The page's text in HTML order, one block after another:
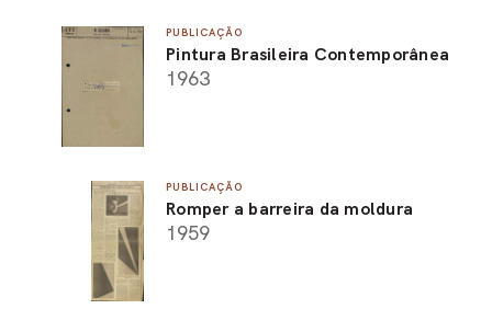
PUBLICAÇÃO
Pintura Brasileira Contemporânea
1963
PUBLICAÇÃO
Romper a barreira da moldura
1959